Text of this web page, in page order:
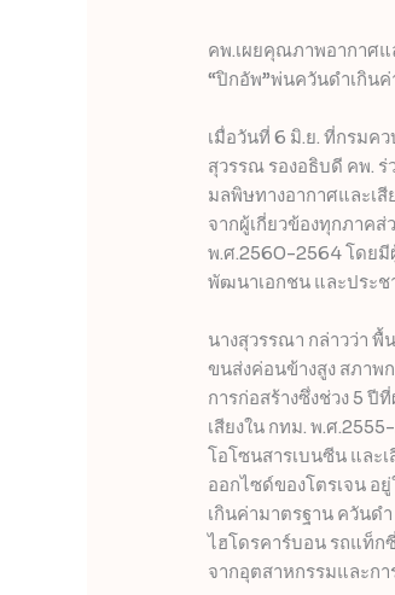
คพ.เผยคุณภาพอากาศ
“ปิกอัพ”พ่นควันดำเกินค่
เมื่อวันที่ 6 มิ.ย. ที่กรมค
สุวรรณ รองอธิบดี คพ.
มลพิษทางอากาศและเ
จากผู้เกี่ยวข้องทุกภาค
พ.ศ.2560-2564 โดยมี
พัฒนาเอกชน และประช
นางสุวรรณา กล่าวว่า
ขนส่งค่อนข้างสูง สภาพ
การก่อสร้างซึ่งช่วง 5
เสียงใน กทม. พ.ศ
โอโซนสารเบนซีน และ
ออกไซด์ของโตรเจน อ
เกินค่ามาตรฐาน ควันด
ไฮโดรคาร์บอน รถแท็กซี่
จากอุตสาหกรรมและก